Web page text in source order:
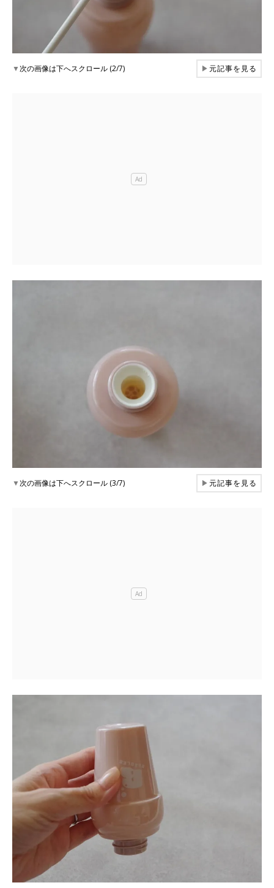
▼次の画像は下へスクロール (2/7) ▶元記事を見る
▼次の画像は下へスクロール (3/7) ▶元記事を見る